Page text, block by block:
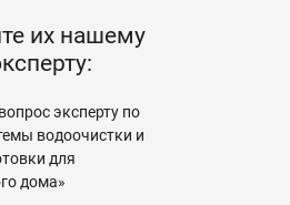
их нашему